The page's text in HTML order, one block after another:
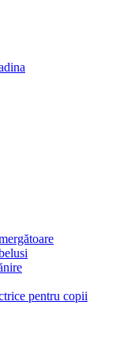
pentru copii